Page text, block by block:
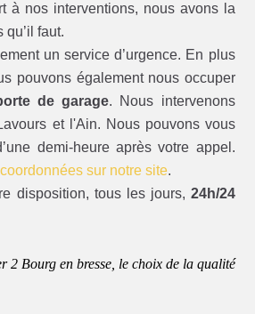
à nos interventions, nous avons la
faut.
un service d’urgence. En plus
pouvons également nous occuper
de garage. Nous intervenons
et l'Ain. Nous pouvons vous
demi-heure après votre appel.
coordonnées sur notre site.
disposition, tous les jours, 24h/24
2 Bourg en bresse, le choix de la qualité